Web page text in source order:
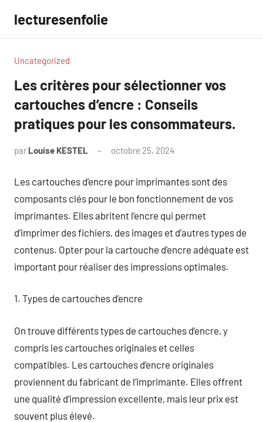
contenu
lecturesenfolie
Uncategorized
Les critères pour sélectionner vos
cartouches d’encre : Conseils
pratiques pour les consommateurs.
par Louise KESTEL octobre 25, 2024
Les cartouches d’encre pour imprimantes sont des
composants clés pour le bon fonctionnement de vos
imprimantes. Elles abritent l’encre qui permet
d’imprimer des fichiers, des images et d’autres types de
contenus. Opter pour la cartouche d’encre adéquate est
important pour réaliser des impressions optimales.
1. Types de cartouches d’encre
On trouve différents types de cartouches d’encre, y
compris les cartouches originales et celles
compatibles. Les cartouches d’encre originales
proviennent du fabricant de l’imprimante. Elles offrent
une qualité d’impression excellente, mais leur prix est
souvent plus élevé.